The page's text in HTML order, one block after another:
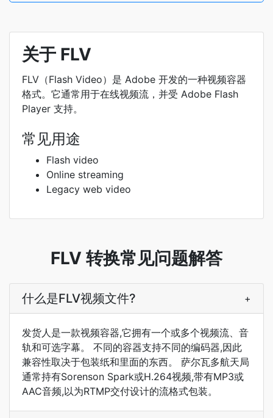
关于 FLV
FLV（Flash Video）是 Adobe 开发的一种视频容器
格式。它通常用于在线视频流，并受 Adobe Flash
Player 支持。
常见用途
Flash video
Online streaming
Legacy web video
FLV 转换常见问题解答
什么是FLV视频文件? +
发货人是一款视频容器,它拥有一个或多个视频流、音
轨和可选字幕。 不同的容器支持不同的编码器,因此
兼容性取决于包装纸和里面的东西。 萨尔瓦多航天局
通常持有Sorenson Spark或H.264视频,带有MP3或
AAC音频,以为RTMP交付设计的流格式包装。